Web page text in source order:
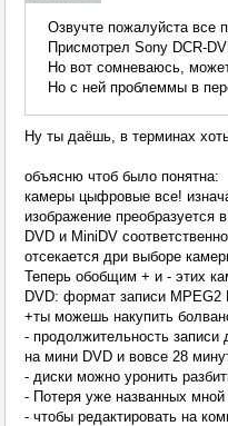
Озвучте пожалуйста все
Присмотрел Sony DCR-
Но вот сомневаюсь,
Но с ней проблеммы в
Ну ты даёшь, в терминах
объясню чтоб было понятна:
камеры цыфровые все!
изображение преобразуется
DVD и MiniDV
отсекается дри выборе
Теперь обобщим + и - этих
DVD: формат записи MPEG2
+ты можешь накупить
- продолжительность записи
на мини DVD и вовсе 28
- диски можно уронить
- Потеря уже названных
- чтобы редактировать на